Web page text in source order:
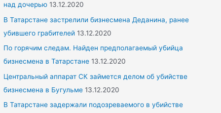
над дочерью 13.12.2020
В Татарстане застрелили бизнесмена Деданина, ранее
убившего грабителей 13.12.2020
По горячим следам. Найден предполагаемый убийца
бизнесмена в Татарстане 13.12.2020
Центральный аппарат СК займется делом об убийстве
бизнесмена в Бугульме 13.12.2020
В Татарстане задержали подозреваемого в убийстве